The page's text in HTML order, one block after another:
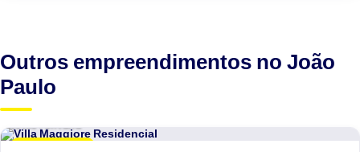
Outros empreendimentos no João
Paulo